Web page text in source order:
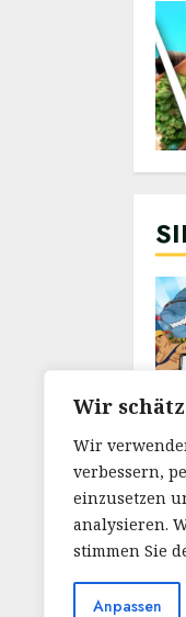
Wir
Wir
verbessern,
einzusetzen
analysieren.
stimmen Sie
Anpassen